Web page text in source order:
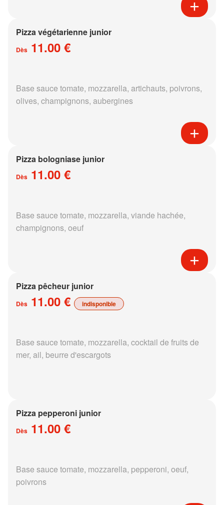
Pizza végétarienne junior
Dès 11.00 €
Base sauce tomate, mozzarella, artichauts, poivrons,
olives, champignons, aubergines
Pizza bologniase junior
Dès 11.00 €
Base sauce tomate, mozzarella, viande hachée,
champignons, oeuf
Pizza pêcheur junior
Dès 11.00 € indisponible
Base sauce tomate, mozzarella, cocktail de fruits de
mer, ail, beurre d'escargots
Pizza pepperoni junior
Dès 11.00 €
Base sauce tomate, mozzarella, pepperoni, oeuf,
poivrons